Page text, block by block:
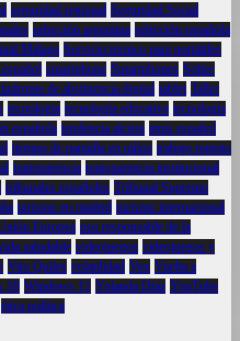
seguridad regional Seguridad Social
selección argentina selección española
Málaga Servicio técnico para portátiles
smartphone Smartphones Soltec
de abstinencia digital tablet Taller
tecnología tecnología educativa tecnología
española tendencia alcista tenis español
tiempo de pantalla en niños trabajo remoto
transparencia transparencia institucional
tribunales españoles Tribunal Supremo
turismo en madrid turismo internacional
Europea uso responsable de la
saludable videojuegos videojuegos y
Vito Quiles volatilidad Vox Vuelta a
10 Windows 11 Yolanda Díaz YouTube
ética política